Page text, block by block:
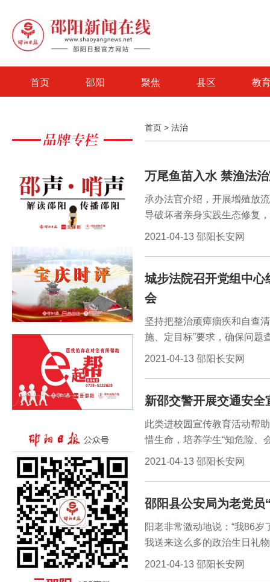
首页 邵阳 聚焦 县区 教
首页 > 法治
万尾鱼苗入水 禁渔法
承办法官介绍，开展增殖放
导破坏者亲身实践生态修复
护生态环境的良好氛围。随
时，累计判令被告投入5.2万
2021-04-13 邵阳长安网
城步法院召开党组中心
会
坚持把整治顽瘴痼疾和自查
施、定目标”要求，确保问题
效。会上，党组副书记、副
2021-04-13 邵阳长安网
新邵交警开展交通安全
此类进校园宣传教育活动帮
惜生命，培养学生“知危险、
年以来，新邵交警共组织交
群众办实事”活动的深入开展
2021-04-13 邵阳长安网
邵阳县公安局为老党员
阳老非常激动地说：“我86
我送来这么多的政治生日礼
我将听党的话，努力学习党
2021-04-13 邵阳长安网